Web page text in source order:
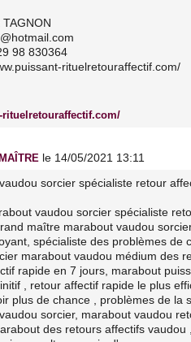
98 830364
rituelretouraffectif.com/
le 14/05/2021 13:11
sorcier spécialiste retour
vaudou sorcier spécialiste
maître marabout vaudou
spécialiste des problèmes de
marabout vaudou médium des
rapide en 7 jours, marabout
, retour affectif rapide le plus
plus de chance , problèmes de la
sorcier, marabout vaudou
des retours affectifs